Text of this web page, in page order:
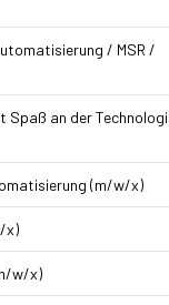
/ MSR /
an der
(m/w/x)
x)
w/x)